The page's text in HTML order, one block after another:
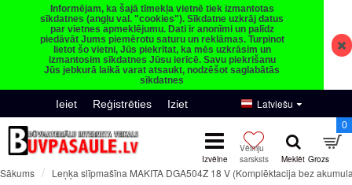
Informējam, ka šajā tīmekļa vietnē tiek izmantotas
sīkdatnes (angļu val. "cookies"). Sīkdatne uzkrāj datus
par vietnes apmeklējumu. Dati ir anonīmi un palīdz
piedāvāt Jums piemērotu saturu un reklāmas. Turpinot
lietot šo vietni, Jūs piekrītat, ka mēs uzkrāsim un
izmantosim sīkdatnes Jūsu ierīcē. Savu piekrišanu
Jūs jebkurā laikā varat atsaukt, nodzēšot saglabātās
sīkdatnes
Ieiet Reģistrēties Iziet Latviešu
0
Sākums Leņķa slīpmašīna MAKITA DGA504Z 18 V (Komplēktacija bez